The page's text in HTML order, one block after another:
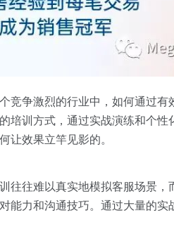
竞争激烈的行业中，如何通过
培训方式，通过实战演练和个
让效果立竿见影的。
往往难以真实地模拟客服场景
能力和沟通技巧。通过大量的